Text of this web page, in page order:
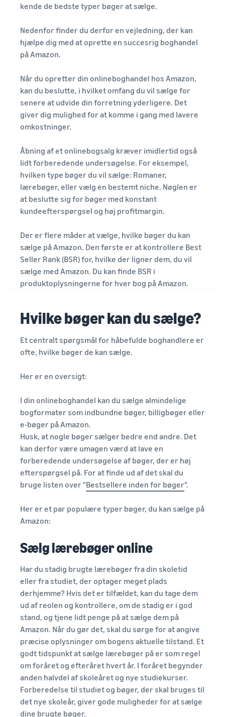
kende de bedste typer bøger at sælge.
Nedenfor finder du derfor en vejledning, der kan
hjælpe dig med at oprette en succesrig boghandel
på Amazon.
Når du opretter din onlineboghandel hos Amazon,
kan du beslutte, i hvilket omfang du vil sælge for
senere at udvide din forretning yderligere. Det
giver dig mulighed for at komme i gang med lavere
omkostninger.
Åbning af et onlinebogsalg kræver imidlertid også
lidt forberedende undersøgelse. For eksempel,
hvilken type bøger du vil sælge: Romaner,
lærebøger, eller vælg en bestemt niche. Nøglen er
at beslutte sig for bøger med konstant
kundeefterspørgsel og høj profitmargin.
Der er flere måder at vælge, hvilke bøger du kan
sælge på Amazon. Den første er at kontrollere Best
Seller Rank (BSR) for, hvilke der ligner dem, du vil
sælge med Amazon. Du kan finde BSR i
produktoplysningerne for hver bog på Amazon.
Hvilke bøger kan du sælge?
Et centralt spørgsmål for håbefulde boghandlere er
ofte, hvilke bøger de kan sælge.
Her er en oversigt:
I din onlineboghandel kan du sælge almindelige
bogformater som indbundne bøger, billigbøger eller
e-bøger på Amazon.
Husk, at nogle bøger sælger bedre end andre. Det
kan derfor være umagen værd at lave en
forberedende undersøgelse af bøger, der er høj
efterspørgsel på. For at finde ud af det skal du
bruge listen over "Bestsellere inden for bøger".
Her er et par populære typer bøger, du kan sælge på
Amazon:
Sælg lærebøger online
Har du stadig brugte lærebøger fra din skoletid
eller fra studiet, der optager meget plads
derhjemme? Hvis det er tilfældet, kan du tage dem
ud af reolen og kontrollere, om de stadig er i god
stand, og tjene lidt penge på at sælge dem på
Amazon. Når du gør det, skal du sørge for at angive
præcise oplysninger om bogens aktuelle tilstand. Et
godt tidspunkt at sælge lærebøger på er som regel
om foråret og efteråret hvert år. I foråret begynder
anden halvdel af skoleåret og nye studiekurser.
Forberedelse til studiet og bøger, der skal bruges til
det nye skoleår, giver gode muligheder for at sælge
dine brugte bøger.